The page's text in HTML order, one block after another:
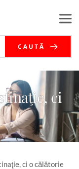
CAUTĂ
ci
ci o călătorie